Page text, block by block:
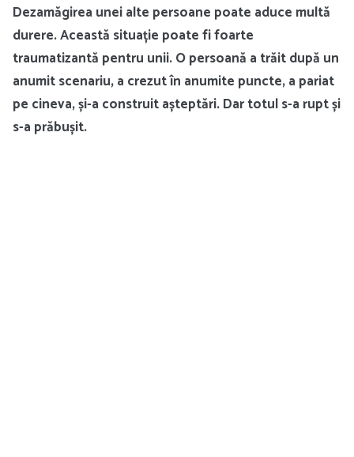
Dezamăgirea unei alte persoane poate aduce multă
durere. Această situație poate fi foarte
traumatizantă pentru unii. O persoană a trăit după un
anumit scenariu, a crezut în anumite puncte, a pariat
pe cineva, și-a construit așteptări. Dar totul s-a rupt și
s-a prăbușit.